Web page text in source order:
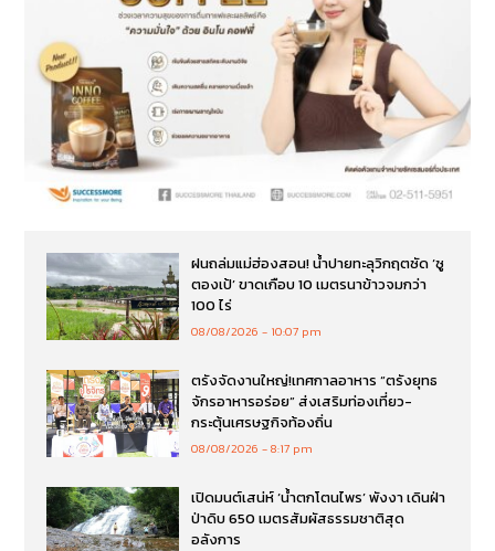
ฝนถล่มแม่ฮ่องสอน! น้ำปายทะลุวิกฤตซัด ‘ซู
ตองเป้’ ขาดเกือบ 10 เมตรนาข้าวจมกว่า
100 ไร่
08/08/2026 10:07 pm
ตรังจัดงานใหญ่!เทศกาลอาหาร “ตรังยุทธ
จักรอาหารอร่อย” ส่งเสริมท่องเที่ยว-
กระตุ้นเศรษฐกิจท้องถิ่น
08/08/2026 8:17 pm
เปิดมนต์เสน่ห์ ‘น้ำตกโตนไพร’ พังงา เดินฝ่า
ป่าดิบ 650 เมตรสัมผัสธรรมชาติสุด
อลังการ